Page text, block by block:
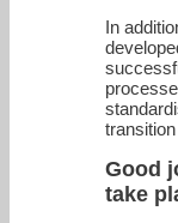
In
Good
take